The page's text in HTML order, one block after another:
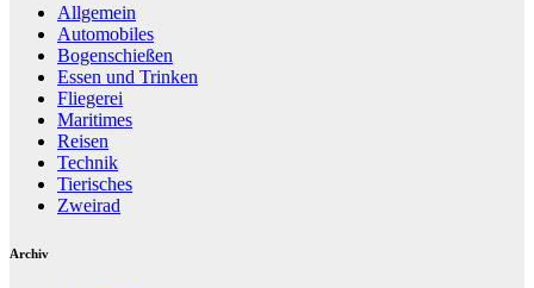
Allgemein
Automobiles
Bogenschießen
Essen und Trinken
Fliegerei
Maritimes
Reisen
Technik
Tierisches
Zweirad
Archiv